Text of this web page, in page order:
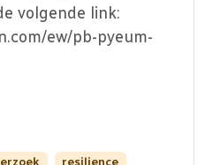
volgende link:
ew/pb-pyeum-
resilience